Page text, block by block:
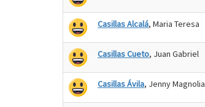
Casillas Alcalá, Maria Teresa
Casillas Cueto, Juan Gabriel
Casillas Ávila, Jenny Magnolia